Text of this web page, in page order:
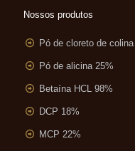
Nossos produtos
Pó de cloreto de colina
Pó de alicina 25%
Betaína HCL 98%
DCP 18%
MCP 22%